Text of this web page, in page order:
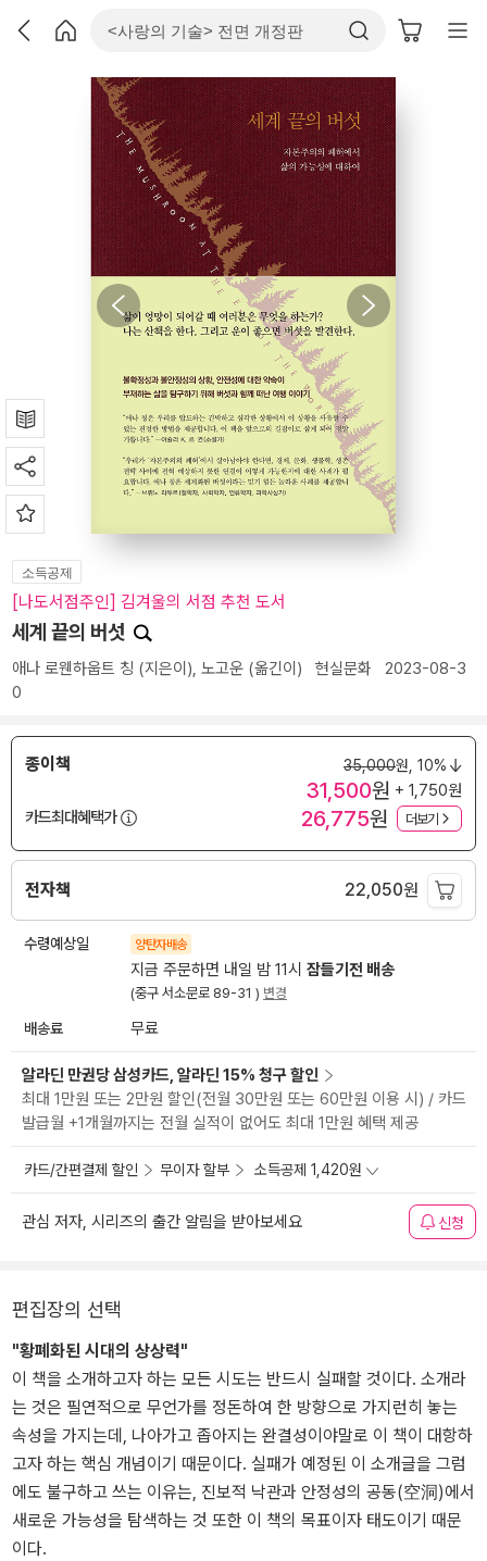
소득공제
[나도서점주인] 김겨울의 서점 추천 도서
세계 끝의 버섯
애나 로웬하웁트 칭 (지은이), 노고운 (옮긴이)현실문화 2023-08-3
0
종이책 35,000원, 10%
31,500원 + 1,750원
카드최대혜택가
26,775원 더보기
전자책 22,050원
수령예상일 양탄자배송
지금 주문하면 내일 밤 11시 잠들기전 배송
(중구 서소문로 89-31 ) 변경
배송료 무료
알라딘 만권당 삼성카드, 알라딘 15% 청구 할인
최대 1만원 또는 2만원 할인(전월 30만원 또는 60만원 이용 시) / 카드
발급월 +1개월까지는 전월 실적이 없어도 최대 1만원 혜택 제공
카드/간편결제 할인 무이자 할부 소득공제 1,420원
관심 저자, 시리즈의 출간 알림을 받아보세요 신청
편집장의 선택
"황폐화된 시대의 상상력"
이 책을 소개하고자 하는 모든 시도는 반드시 실패할 것이다. 소개라
는 것은 필연적으로 무언가를 정돈하여 한 방향으로 가지런히 놓는
속성을 가지는데, 나아가고 좁아지는 완결성이야말로 이 책이 대항하
고자 하는 핵심 개념이기 때문이다. 실패가 예정된 이 소개글을 그럼
에도 불구하고 쓰는 이유는, 진보적 낙관과 안정성의 공동(空洞)에서
새로운 가능성을 탐색하는 것 또한 이 책의 목표이자 태도이기 때문
이다.